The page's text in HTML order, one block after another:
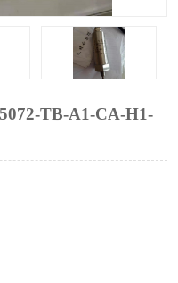
TB-A1-CA-H1-
业自动化系统成套设备